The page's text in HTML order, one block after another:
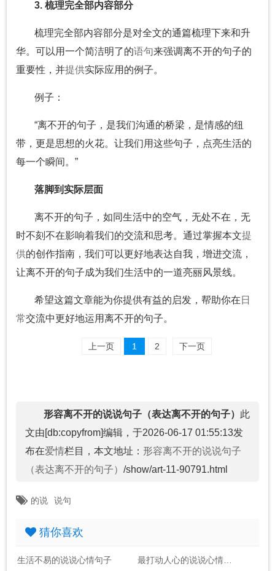
3. 梳理完全部内容部分
梳理完全部内容部分是对全文的通篇梳理下来和升
华。可以用一个简洁明了的语句来强调离不开的句子的
重要性，并提供实际应用的例子。
例子：
“离不开的句子，是我们沟通的桥梁，是情感的纽
带，更是思想的火花。让我们用这些句子，点亮生活的
每一个瞬间。”
落脚到实际层面
离不开的句子，如同生活中的空气，无处不在，无
时不刻不在影响着我们的交流和思考。通过掌握本文提
供的创作指南，我们可以更好地表达自我，增进交流，
让离不开的句子成为我们生活中的一道亮丽风景线。
希望这篇文章能为你提供有益的启发，帮助你在 日
常交流中更好地运用离不开的句子。
上一页 1 2 下一页
形容离不开的说说句子（表达离不开的句子） 此
文由[db:copyfrom]编辑，于2026-06-17 01:55:13发
布在爱情栏目，本文地址： 形容离不开的说说句子
（表达离不开的句子） /show/art-11-90791.html
的说 说句
猜你喜欢
生活不易的说说心情句子